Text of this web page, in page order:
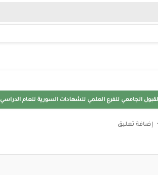
الجامعي للفرع العلمي للشهادات السورية للعام الدراسي 2025-2026
إضافة تعليق